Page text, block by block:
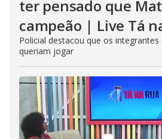
ter pensado que
campeão | Live Tá
Policial destacou que os
queriam jogar